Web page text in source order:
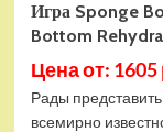
Игра Sponge
Bottom
Цена от: 1605
Рады
всемирно